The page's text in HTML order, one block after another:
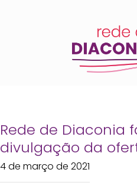
Rede de Diaconia
divulgação da
4 de março de 2021